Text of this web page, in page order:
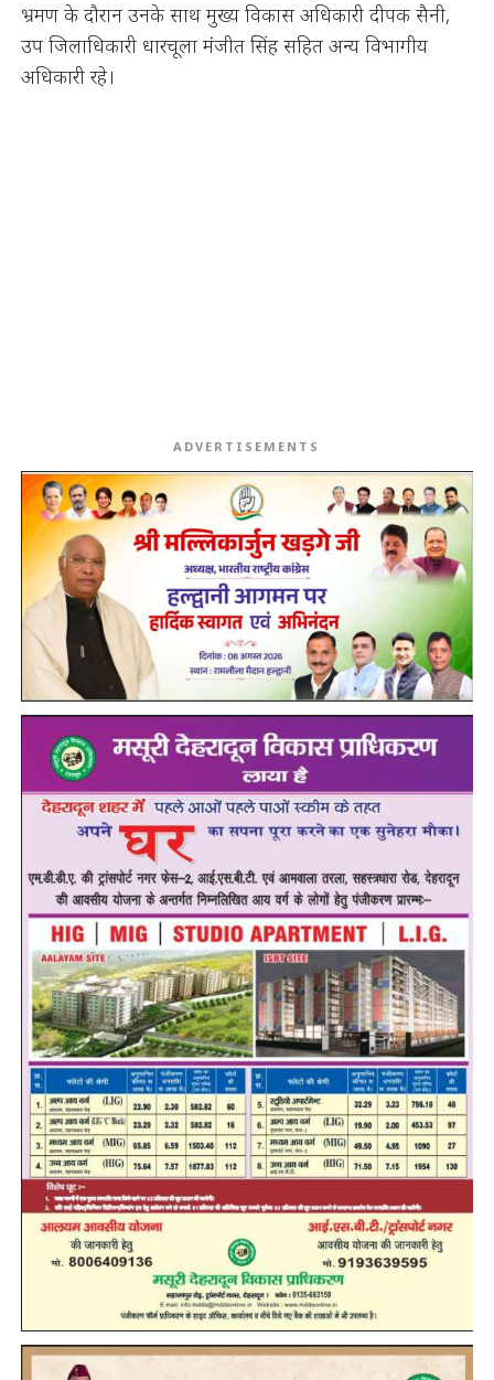
भ्रमण के दौरान उनके साथ मुख्य विकास अधिकारी दीपक सैनी,
उप जिलाधिकारी धारचूला मंजीत सिंह सहित अन्य विभागीय
अधिकारी रहे।
ADVERTISEMENTS